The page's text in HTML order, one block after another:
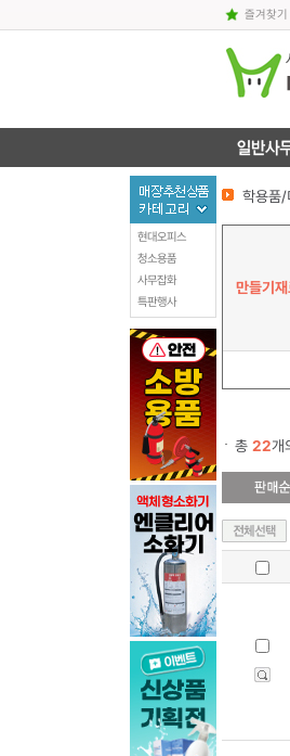
즐겨찾기
학용품/
만들기
총 22개
현대오피스
청소용품
사무잡화
특판행사